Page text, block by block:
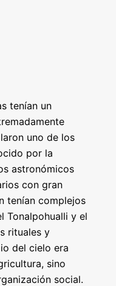
tenían un
uno de los
por la
astronómicos
con gran
tenían complejos
Tonalpohualli y el
rituales y
del cielo era
sino
social.